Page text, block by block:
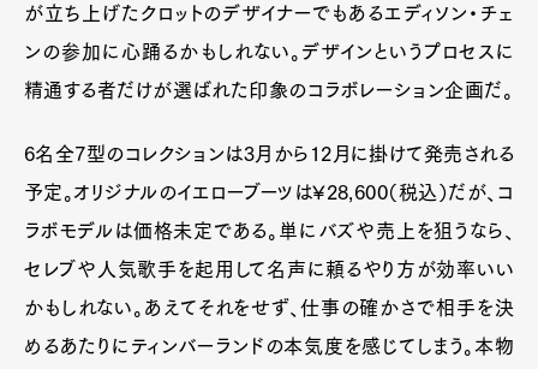
が立ち上げたクロットのデザイナーでもあるエディソン・チェ
ンの参加に心踊るかもしれない。デザインというプロセスに
精通する者だけが選ばれた印象のコラボレーション企画だ。
6名全7型のコレクションは3月から12月に掛けて発売される
予定。オリジナルのイエローブーツは¥28,600（税込）だが、コ
ラボモデルは価格未定である。単にバズや売上を狙うなら、
セレブや人気歌手を起用して名声に頼るやり方が効率いい
かもしれない。あえてそれをせず、仕事の確かさで相手を決
めるあたりにティンバーランドの本気度を感じてしまう。本物